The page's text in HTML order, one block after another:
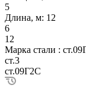
5
Длина, м: 12
6
12
Марка стали :
ст.3
ст.09Г2С